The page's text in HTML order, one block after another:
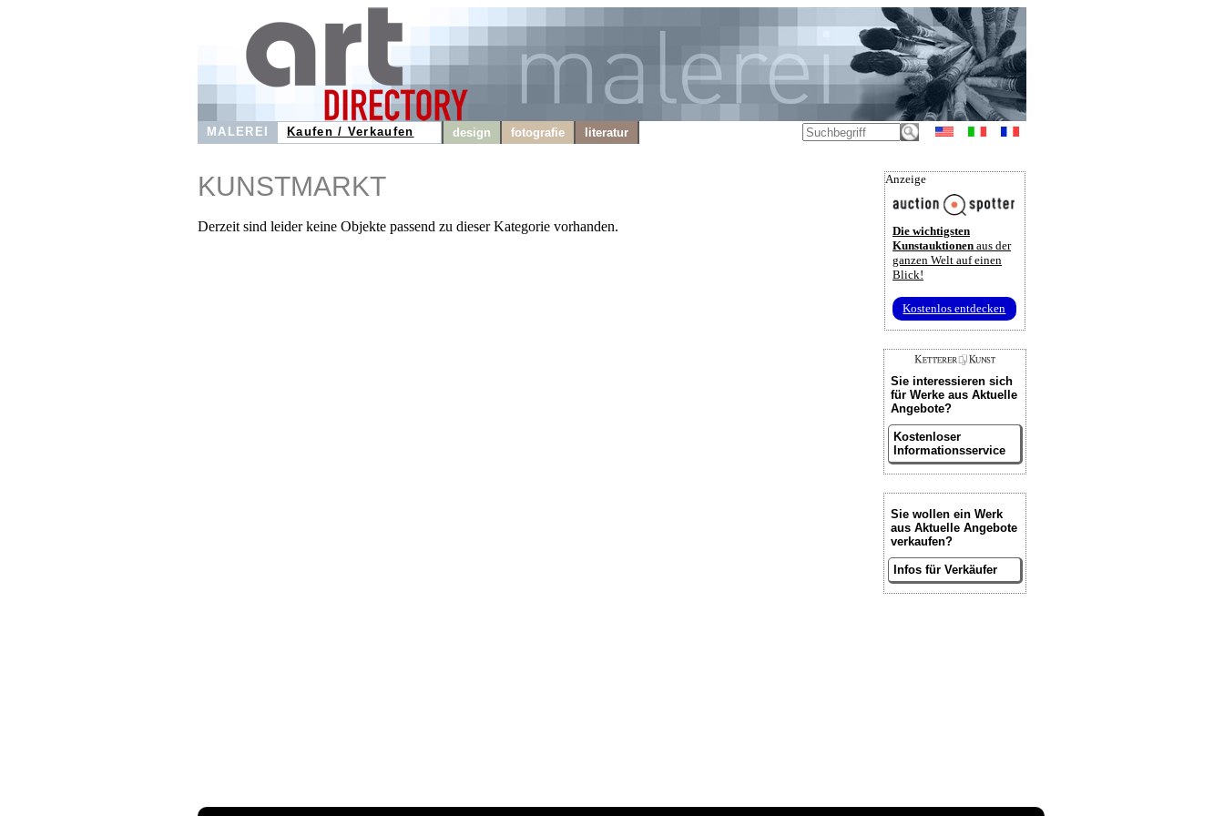
MALEREI Kaufen / Verkaufen design fotografie literatur
KUNSTMARKT
Derzeit sind leider keine Objekte passend zu dieser Kategorie vorhanden.
Anzeige
Die wichtigsten
Kunstauktionen aus der
ganzen Welt auf einen
Blick!
Kostenlos entdecken
Sie interessieren sich
für Werke aus Aktuelle
Angebote?
Kostenloser
Informationsservice
Sie wollen ein Werk
aus Aktuelle Angebote
verkaufen?
Infos für Verkäufer